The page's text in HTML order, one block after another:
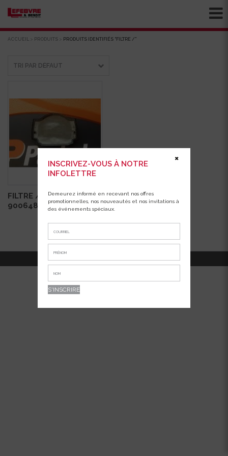
ACCUEIL > PRODUITS > PRODUITS IDENTIFIÉS “FILTRE /”
FILTRE / IM200 /
900648
INSCRIVEZ-VOUS À NOTRE
INFOLETTRE
Demeurez informé en recevant nos offres
promotionnelles, nos nouveautés et nos invitations à
des événements spéciaux.
✖
APPELEZ-NOUS AU514-381-7456